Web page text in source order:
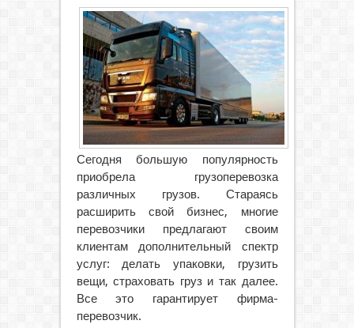
Сегодня большую популярность
приобрела грузоперевозка
различных грузов. Стараясь
расширить свой бизнес, многие
перевозчики предлагают своим
клиентам дополнительный спектр
услуг: делать упаковки, грузить
вещи, страховать груз и так далее.
Все это гарантирует фирма-
перевозчик.